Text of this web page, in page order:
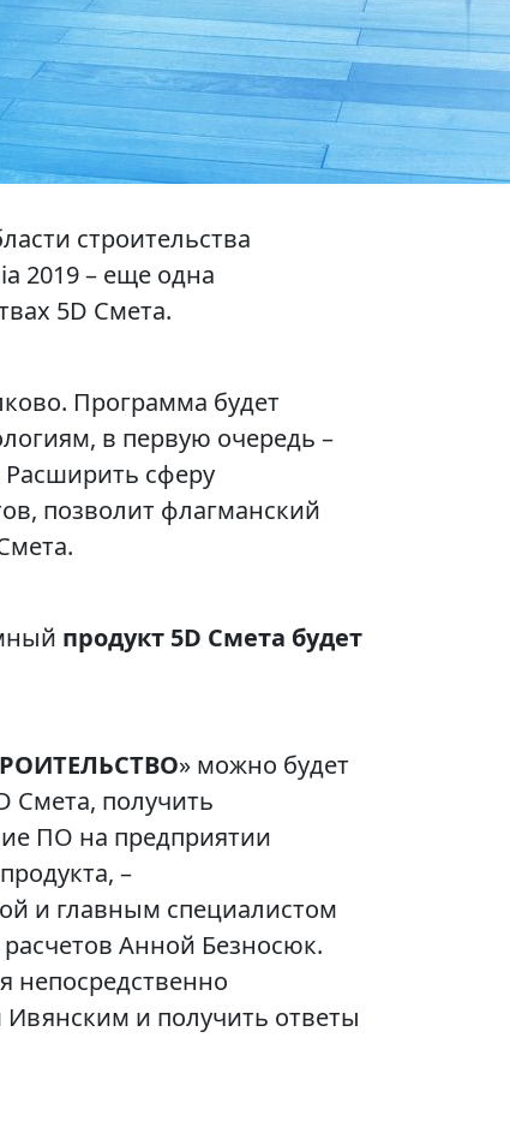
строительства
2019 – еще одна
5D Смета.
Программа будет
в первую очередь –
сферу
позволит флагманский
продукт 5D Смета будет
» можно будет
Смета, получить
ПО на предприятии
–
и главным специалистом
Анной Безносюк.
непосредственно
и получить ответы